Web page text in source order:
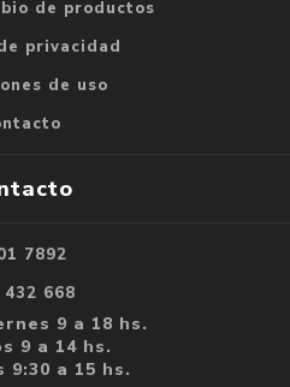
de productos
privacidad
de uso
7892
432 668
9 a 18 hs.
9 a 14 hs.
9:30 a 15 hs.